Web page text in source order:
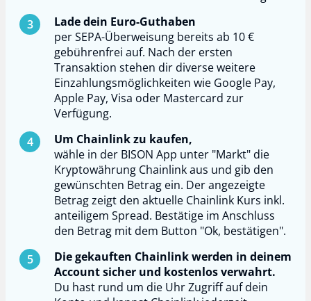
Lade dein Euro-Guthaben
per SEPA-Überweisung bereits ab 10 €
gebührenfrei auf. Nach der ersten
Transaktion stehen dir diverse weitere
Einzahlungsmöglichkeiten wie Google Pay,
Apple Pay, Visa oder Mastercard zur
Verfügung.
Um Chainlink zu kaufen,
wähle in der BISON App unter "Markt" die
Kryptowährung Chainlink aus und gib den
gewünschten Betrag ein. Der angezeigte
Betrag zeigt den aktuelle Chainlink Kurs inkl.
anteiligem Spread. Bestätige im Anschluss
den Betrag mit dem Button "Ok, bestätigen".
Die gekauften Chainlink werden in deinem
Account sicher und kostenlos verwahrt.
Du hast rund um die Uhr Zugriff auf dein